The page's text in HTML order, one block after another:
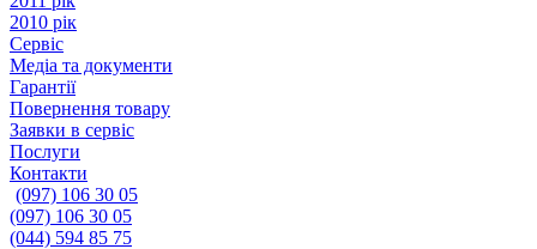
2010 рік
Сервіс
Медіа та документи
Гарантії
Повернення товару
Заявки в сервіс
Послуги
Контакти
(097) 106 30 05
(097) 106 30 05
(044) 594 85 75